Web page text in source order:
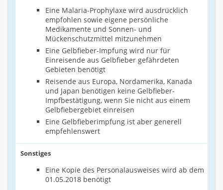
Eine Malaria-Prophylaxe wird ausdrücklich
empfohlen sowie eigene persönliche
Medikamente und Sonnen- und
Mückenschutzmittel mitzunehmen
Eine Gelbfieber-Impfung wird nur für
Einreisende aus Gelbfieber gefährdeten
Gebieten benötigt
Reisende aus Europa, Nordamerika, Kanada
und Japan benötigen keine Gelbfieber-
Impfbestätigung, wenn Sie nicht aus einem
Gelbfiebergebiet einreisen
Eine Gelbfieberimpfung ist aber generell
empfehlenswert
Sonstiges
Eine Kopie des Personalausweises wird ab dem
01.05.2018 benötigt